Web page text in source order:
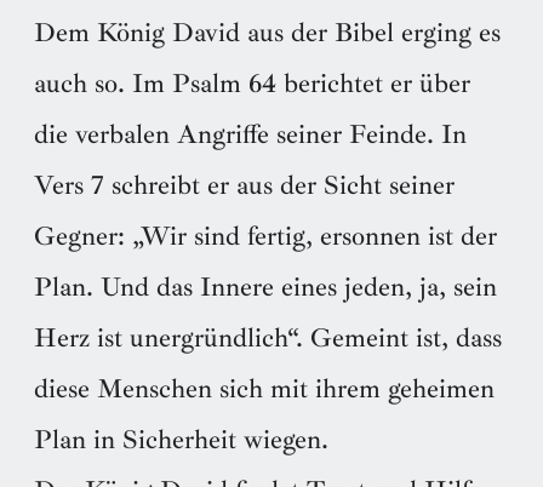
Dem König David aus der Bibel erging es
auch so. Im Psalm 64 berichtet er über
die verbalen Angriffe seiner Feinde. In
Vers 7 schreibt er aus der Sicht seiner
Gegner: „Wir sind fertig, ersonnen ist der
Plan. Und das Innere eines jeden, ja, sein
Herz ist unergründlich“. Gemeint ist, dass
diese Menschen sich mit ihrem geheimen
Plan in Sicherheit wiegen.